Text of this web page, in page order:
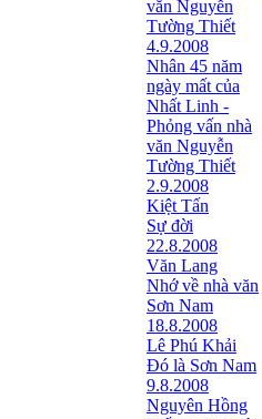
văn Nguyễn
Tường Thiết
4.9.2008
Nhân 45 năm
ngày mất của
Nhất Linh -
Phỏng vấn nhà
văn Nguyễn
Tường Thiết
2.9.2008
Kiệt Tấn
Sự đời
22.8.2008
Văn Lang
Nhớ về nhà văn
Sơn Nam
18.8.2008
Lê Phú Khải
Đó là Sơn Nam
9.8.2008
Nguyên Hồng